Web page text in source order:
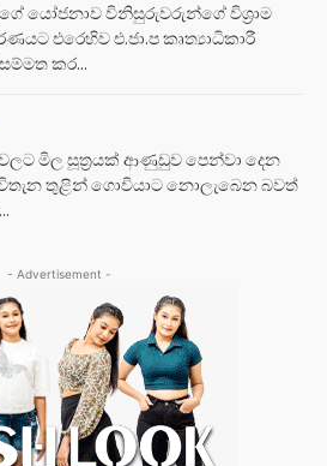
යෝජනාව විනිසුරුවරුන්ගේ විශ්‍රාම
එරෙහිව එ.ජා.ප කෘත්‍යාධිකාරී
කර...
මිල සූත්‍රයක් ආණුඩුව පෙන්වා දෙන
තුළින් ගොවියාට නොලැබෙන බවත්
- Advertisement -